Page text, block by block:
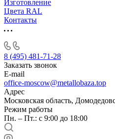
Изготовление
Цвета RAL
Контакты
8 (495) 481-71-28
Заказать звонок
E-mail
office-moscow@metallobaza.top
Адрес
Московская область,
Режим работы
Пн. – Пт.: с 9:00 до 18:00